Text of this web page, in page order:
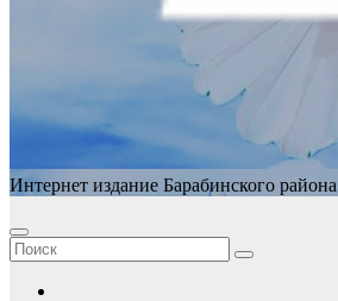
Интернет издание Барабинского района